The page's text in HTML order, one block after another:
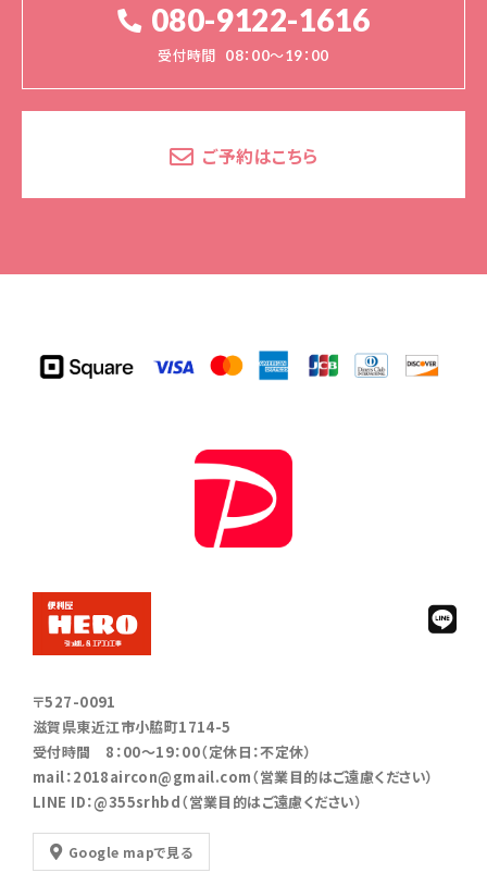
080-9122-1616
受付時間 08：00～19：00
ご予約はこちら
〒527-0091
滋賀県東近江市小脇町1714-5
受付時間 8：00～19：00（定休日：不定休）
mail：2018aircon@gmail.com（営業目的はご遠慮ください）
LINE ID：@355srhbd（営業目的はご遠慮ください）
Google mapで見る